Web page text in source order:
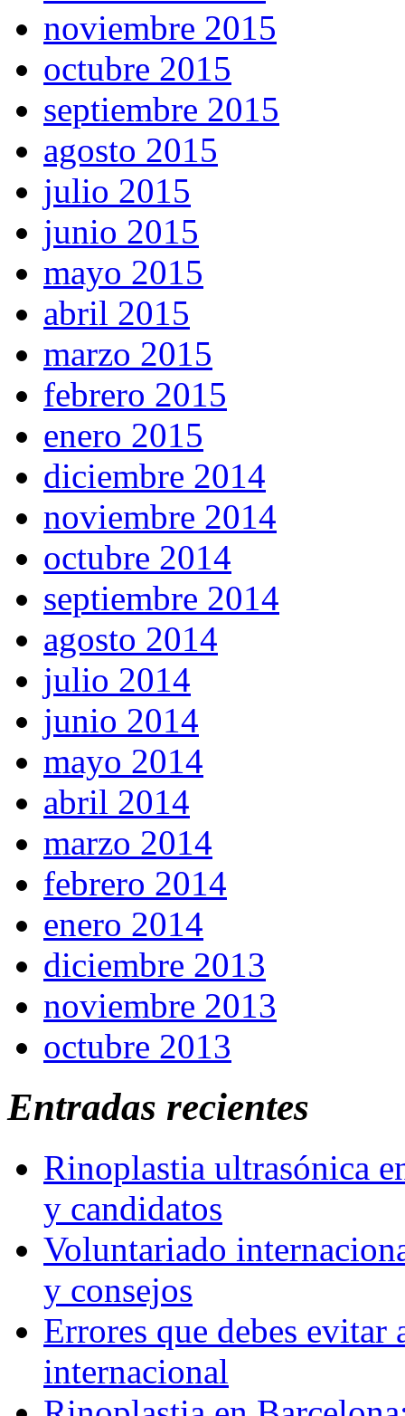
noviembre 2015
octubre 2015
septiembre 2015
agosto 2015
julio 2015
junio 2015
mayo 2015
abril 2015
marzo 2015
febrero 2015
enero 2015
diciembre 2014
noviembre 2014
octubre 2014
septiembre 2014
agosto 2014
julio 2014
junio 2014
mayo 2014
abril 2014
marzo 2014
febrero 2014
enero 2014
diciembre 2013
noviembre 2013
octubre 2013
Entradas recientes
Rinoplastia ultrasónica
y candidatos
Voluntariado
y consejos
Errores que debes
internacional